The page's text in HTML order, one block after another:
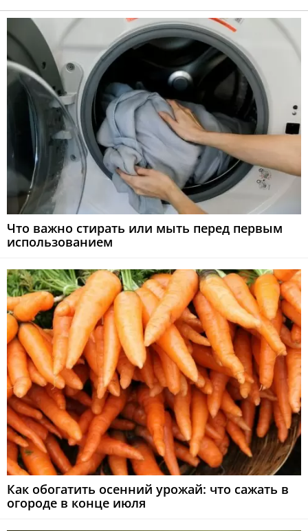
Что важно стирать или мыть перед первым
использованием
Как обогатить осенний урожай: что сажать в
огороде в конце июля